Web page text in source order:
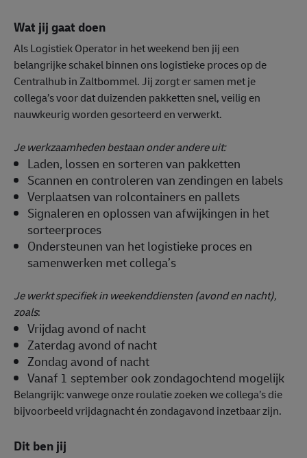
Wat jij gaat doen
Als Logistiek Operator in het weekend ben jij een
belangrijke schakel binnen ons logistieke proces op de
Centralhub in Zaltbommel. Jij zorgt er samen met je
collega’s voor dat duizenden pakketten snel, veilig en
nauwkeurig worden gesorteerd en verwerkt.
Je werkzaamheden bestaan onder andere uit:
Laden, lossen en sorteren van pakketten
Scannen en controleren van zendingen en labels
Verplaatsen van rolcontainers en pallets
Signaleren en oplossen van afwijkingen in het
sorteerproces
Ondersteunen van het logistieke proces en
samenwerken met collega’s
Je werkt specifiek in weekenddiensten (avond en nacht),
zoals:
Vrijdag avond of nacht
Zaterdag avond of nacht
Zondag avond of nacht
Vanaf 1 september ook zondagochtend mogelijk
Belangrijk: vanwege onze roulatie zoeken we collega’s die
bijvoorbeeld vrijdagnacht én zondagavond inzetbaar zijn.
Dit ben jij